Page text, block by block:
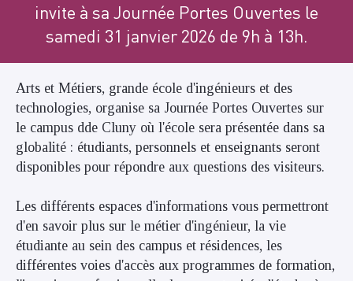
invite à sa Journée Portes Ouvertes le
samedi 31 janvier 2026 de 9h à 13h.
Arts et Métiers, grande école d'ingénieurs et des
technologies, organise sa Journée Portes Ouvertes sur
le campus dde Cluny où l'école sera présentée dans sa
globalité : étudiants, personnels et enseignants seront
disponibles pour répondre aux questions des visiteurs.
Les différents espaces d'informations vous permettront
d'en savoir plus sur le métier d'ingénieur, la vie
étudiante au sein des campus et résidences, les
différentes voies d'accès aux programmes de formation,